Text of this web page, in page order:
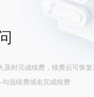
及时完成续费，续费后可恢复
选续费域名完成续费